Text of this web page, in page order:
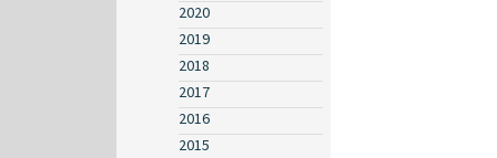
2020
2019
2018
2017
2016
2015